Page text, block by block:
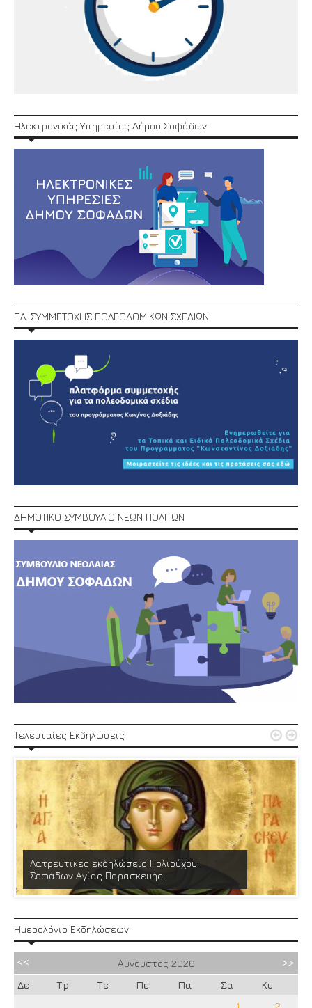
Ηλεκτρονικές Υπηρεσίες Δήμου Σοφάδων
ΠΛ. ΣΥΜΜΕΤΟΧΗΣ ΠΟΛΕΟΔΟΜΙΚΩΝ ΣΧΕΔΙΩΝ
ΔΗΜΟΤΙΚΟ ΣΥΜΒΟΥΛΙΟ ΝΕΩΝ ΠΟΛΙΤΩΝ
Τελευταίες Εκδηλώσεις
Λατρευτικές εκδηλώσεις Πολιούχου
Σοφάδων Αγίας Παρασκευής
 
Ημερολόγιο Εκδηλώσεων
Αύγουστος 2026
Δε
Τρ Τε Πε Πα Σα
Κυ